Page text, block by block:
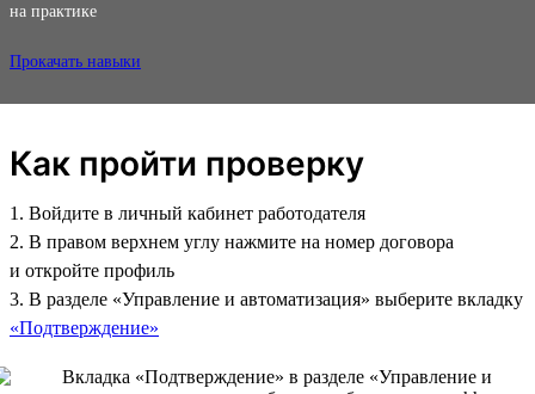
на практике
Прокачать навыки
Как пройти проверку
1. Войдите в личный кабинет работодателя
2. В правом верхнем углу нажмите на номер договора
и откройте профиль
3. В разделе «Управление и автоматизация» выберите вкладку
«Подтверждение»